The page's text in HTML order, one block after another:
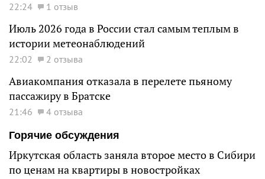
22:24 1 отзыв
Июль 2026 года в России стал самым теплым в
истории метеонаблюдений
22:02 2 отзыва
Авиакомпания отказала в перелете пьяному
пассажиру в Братске
21:46
4 отзыва
Горячие обсуждения
Иркутская область заняла второе место в Сибири
по ценам на квартиры в новостройках